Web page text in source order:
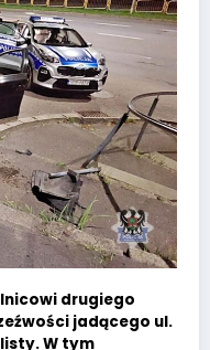
drugiego
jadącego ul.
W tym